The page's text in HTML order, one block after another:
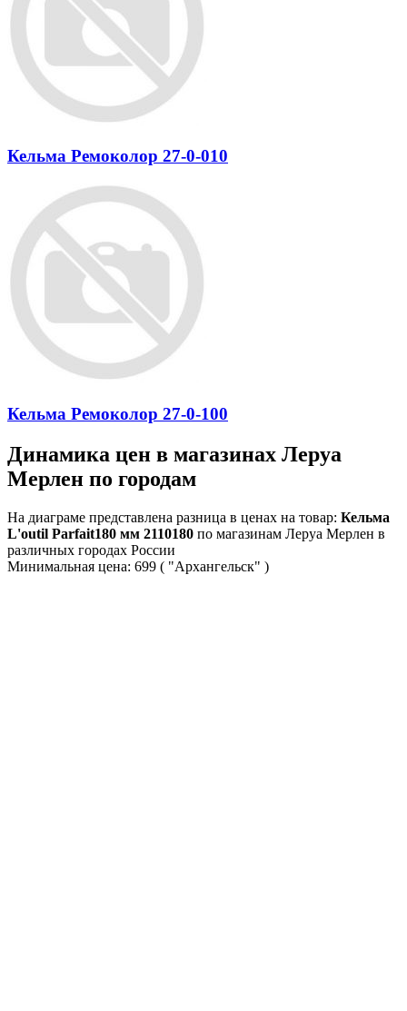
Кельма Ремоколор 27-0-010
Кельма Ремоколор 27-0-100
Динамика цен в магазинах Леруа
Мерлен по городам
На диаграме представлена разница в ценах на товар: Кельма
L'outil Parfait180 мм 2110180 по магазинам Леруа Мерлен в
различных городах России
Минимальная цена: 699 ( "Архангельск" )